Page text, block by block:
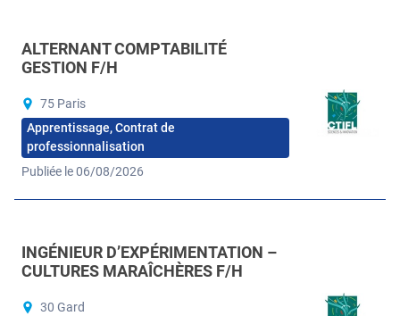
ALTERNANT COMPTABILITÉ
GESTION F/H
75 Paris
Apprentissage, Contrat de
professionnalisation
Publiée le 06/08/2026
INGÉNIEUR D’EXPÉRIMENTATION –
CULTURES MARAÎCHÈRES F/H
30 Gard